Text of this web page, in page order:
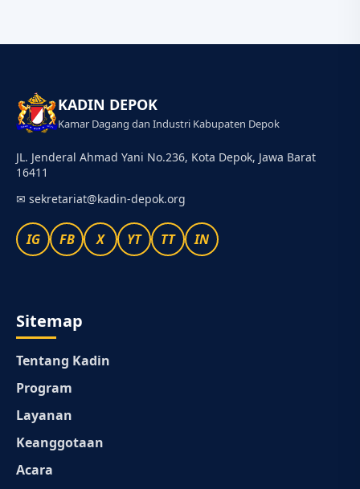
KADIN DEPOK
Kamar Dagang dan Industri Kabupaten Depok
JL. Jenderal Ahmad Yani No.236, Kota Depok, Jawa Barat
16411
✉ sekretariat@kadin-depok.org
IG FB X YT TT IN
Sitemap
Tentang Kadin
Program
Layanan
Keanggotaan
Acara